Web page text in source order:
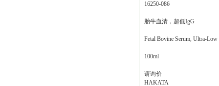
16250-086
胎牛血清，超低IgG
Fetal Bovine Serum, Ultra-
100ml
请询价
HAKATA